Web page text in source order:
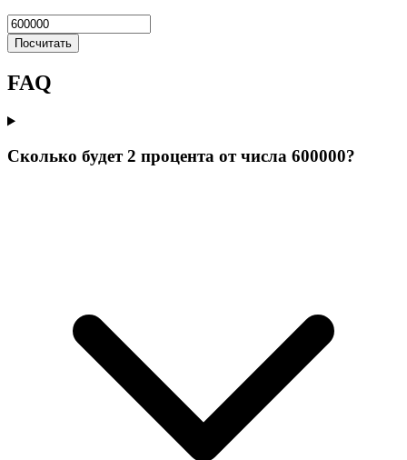
Посчитать
FAQ
Сколько будет 2 процента от числа 600000?